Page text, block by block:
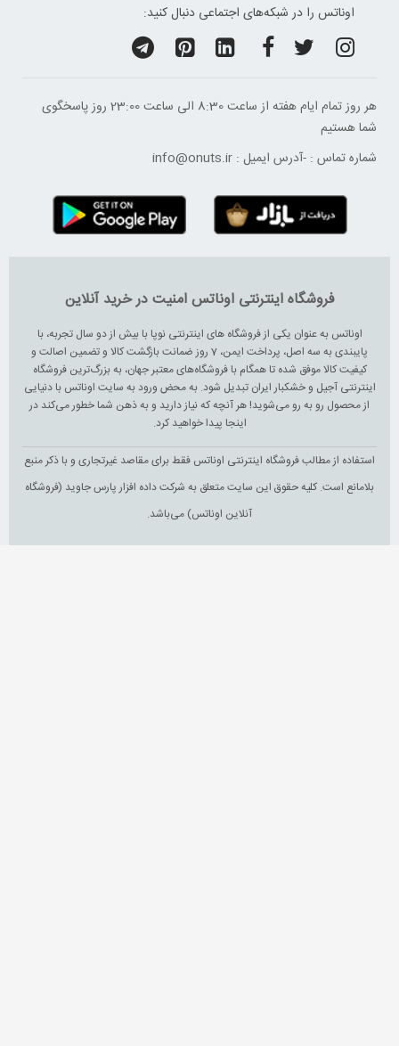
اوناتس را در شبکه‌های اجتماعی دنبال کنید:
هر روز تمام ایام هفته از ساعت 8:30 الی ساعت 23:00 ‌روز پاسخگوی
شما هستیم
شماره تماس : -آدرس ایمیل : info@onuts.ir
فروشگاه اینترنتی اوناتس امنیت در خرید آنلاین
اوناتس به عنوان یکی از فروشگاه های اینترنتی نوپا با بیش از دو سال تجربه، با
پایبندی به سه اصل، پرداخت ایمن، 7 روز ضمانت بازگشت کالا و تضمین اصالت و
کیفیت کالا موفق شده تا همگام با فروشگاه‌های معتبر جهان، به بزرگ‌ترین فروشگاه
اینترنتی آجیل و خشکبار ایران تبدیل شود. به محض ورود به سایت اوناتس با دنیایی
از محصول رو به رو می‌شوید! هر آنچه که نیاز دارید و به ذهن شما خطور می‌کند در
اینجا پیدا خواهید کرد.
استفاده از مطالب فروشگاه اینترنتی اوناتس فقط برای مقاصد غیرتجاری و با ذکر منبع
بلامانع است. کلیه حقوق این سایت متعلق به شرکت داده افزار پارس جاوید (فروشگاه
آنلاین اوناتس) می‌باشد.